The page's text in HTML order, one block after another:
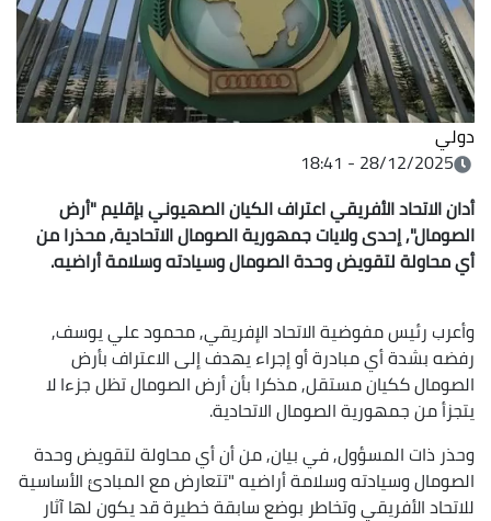
دولي
28/12/2025 - 18:41
أدان الاتحاد الأفريقي اعتراف الكيان الصهيوني بإقليم "أرض
الصومال", إحدى ولايات جمهورية الصومال الاتحادية, محذرا من
أي محاولة لتقويض وحدة الصومال وسيادته وسلامة أراضيه.
وأعرب رئيس مفوضية الاتحاد الإفريقي, محمود علي يوسف,
رفضه بشدة أي مبادرة أو إجراء يهدف إلى الاعتراف بأرض
الصومال ككيان مستقل, مذكرا بأن أرض الصومال تظل جزءا لا
يتجزأ من جمهورية الصومال الاتحادية.
وحذر ذات المسؤول, في بيان, من أن أي محاولة لتقويض وحدة
الصومال وسيادته وسلامة أراضيه "تتعارض مع المبادئ الأساسية
للاتحاد الأفريقي وتخاطر بوضع سابقة خطيرة قد يكون لها آثار